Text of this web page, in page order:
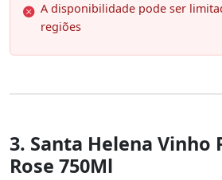
A disponibilidade pode ser
regiões
3. Santa Helena Vinho
Rose 750Ml